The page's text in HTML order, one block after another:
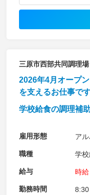
三原市西部共同調理場
2026年4月オープ
を支えるお仕事です
学校給食の調理補
雇用形態 ア
職種 学
給与 時
勤務時間